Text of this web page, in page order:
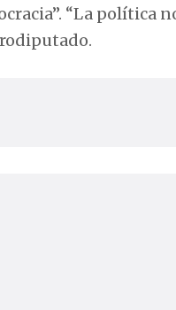
“La política